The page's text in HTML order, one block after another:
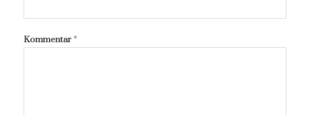
Kommentar*